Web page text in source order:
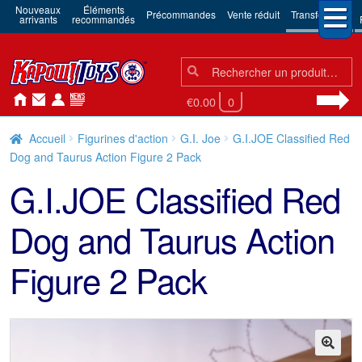
Nouveaux
arrivants
Éléments
recommandés Précommandes Vente réduit Transformers
Chercher:
Chercher
€0.00 0
Accueil Figurines d'action G.I. Joe
G.I.JOE Classified Red
Dog and Taurus Action Figure 2 Pack
G.I.JOE Classified Red
Dog and Taurus Action
Figure 2 Pack